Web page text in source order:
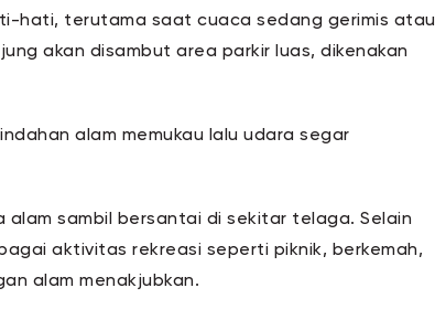
hati, terutama saat cuaca sedang gerimis atau
akan disambut area parkir luas, dikenakan
alam memukau lalu udara segar
alam sambil bersantai di sekitar telaga. Selain
aktivitas rekreasi seperti piknik, berkemah,
alam menakjubkan.